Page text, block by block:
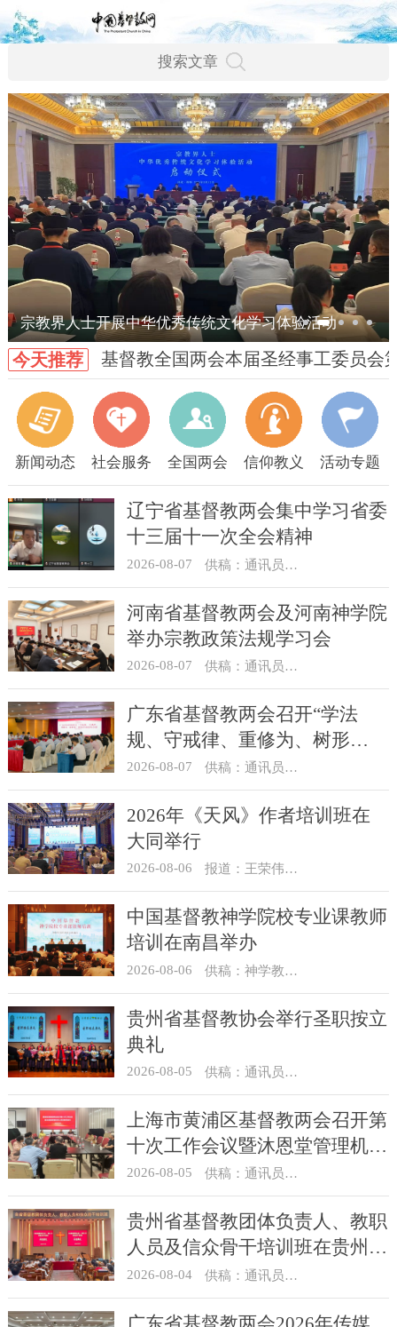
宗教界人士开展中华优秀传统文化学习体验活动
今天推荐 基督教全国两会本届圣经事工委员会
新闻动态 社会服务 全国两会 信仰教义 活动专题
辽宁省基督教两会集中学习省委
十三届十一次全会精神
2026-08-07 供稿：通讯员 顾利民
河南省基督教两会及河南神学院
举办宗教政策法规学习会
2026-08-07 供稿：通讯员 靳新元
广东省基督教两会召开“学法
规、守戒律、重修为、树形
象”教育活动总结会议
2026-08-07 供稿：通讯员 汪浩
2026年《天风》作者培训班在
大同举行
2026-08-06 报道：王荣伟 摄影：冯谦
中国基督教神学院校专业课教师
培训在南昌举办
2026-08-06 供稿：神学教育部
贵州省基督教协会举行圣职按立
典礼
2026-08-05 供稿：通讯员 杨菁
上海市黄浦区基督教两会召开第
十次工作会议暨沐恩堂管理机构
七月份联席会议
2026-08-05 供稿：通讯员 景健美
贵州省基督教团体负责人、教职
人员及信众骨干培训班在贵州圣
经学校举办
2026-08-04 供稿：通讯员 杨菁